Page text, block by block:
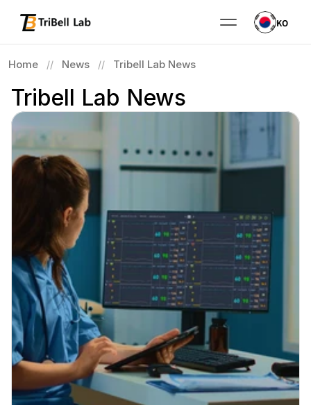
KO
Home // News // Tribell Lab News
Tribell Lab News